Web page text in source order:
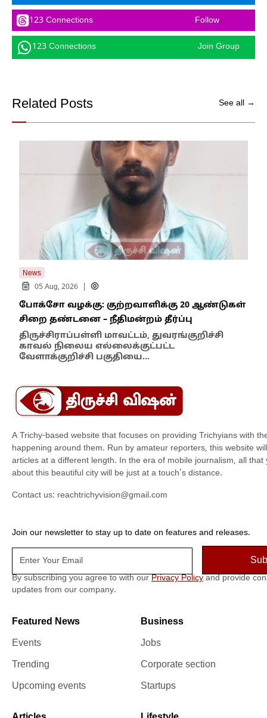
123 Connections Follow
123 Connections Join Group
Related Posts See all →
News
05 Aug, 2026
போக்சோ வழக்கு: குற்றவாளிக்கு 20 ஆண்டுகள்
சிறை தண்டனை – நீதிமன்றம் தீர்ப்பு
திருச்சிராப்பள்ளி மாவட்டம், துவரங்குறிச்சி
காவல் நிலைய எல்லைக்குட்பட்ட
வேளாக்குறிச்சி பகுதியை…
A Trichy-based website that focuses on providing Trichyians with
happening around them. Run by amateur reporters, this website
articles at a different length. In the era of mobile journalism, all that
about this beautiful city will be just at a touch's distance.
Contact us: reachtrichyvision@gmail.com
Join our newsletter to stay up to date on features and releases.
By subscribing you agree to with our Privacy Policy and provide
updates from our company.
Featured News
Events
Trending
Upcoming events
Business
Jobs
Corporate section
Startups